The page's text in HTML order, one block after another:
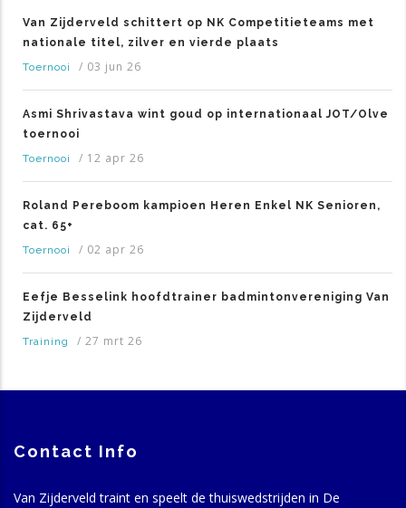
Van Zijderveld schittert op NK Competitieteams met
nationale titel, zilver en vierde plaats
Toernooi
/ 03 jun 26
Asmi Shrivastava wint goud op internationaal JOT/Olve
toernooi
Toernooi
/ 12 apr 26
Roland Pereboom kampioen Heren Enkel NK Senioren,
cat. 65+
Toernooi
/ 02 apr 26
Eefje Besselink hoofdtrainer badmintonvereniging Van
Zijderveld
Training
/ 27 mrt 26
Contact Info
Van Zijderveld traint en speelt de thuiswedstrijden in De